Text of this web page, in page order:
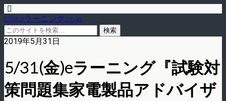
blog.eラーニング.co.jp
2019年5月31日
5/31(金)eラーニング『試験対
策問題集家電製品アドバイザ